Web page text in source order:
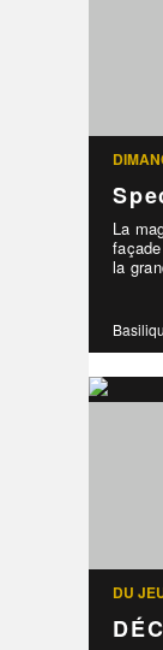
La
la
DU